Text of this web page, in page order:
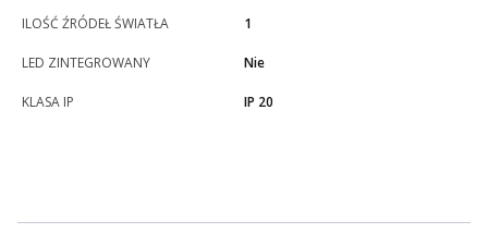
ILOŚĆ ŹRÓDEŁ ŚWIATŁA 1
LED ZINTEGROWANY Nie
KLASA IP IP 20